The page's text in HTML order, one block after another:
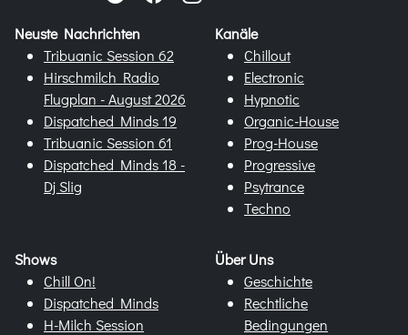
Neuste Nachrichten
Tribuanic Session 62
Hirschmilch Radio
Flugplan - August 2026
Dispatched Minds 19
Tribuanic Session 61
Dispatched Minds 18 -
Dj Slig
Kanäle
Chillout
Electronic
Hypnotic
Organic-House
Prog-House
Progressive
Psytrance
Techno
Shows
Chill On!
Dispatched Minds
H-Milch Session
Über Uns
Geschichte
Rechtliche
Bedingungen